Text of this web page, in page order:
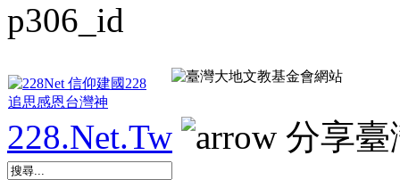
p306_id
228.Net.Tw 分享臺